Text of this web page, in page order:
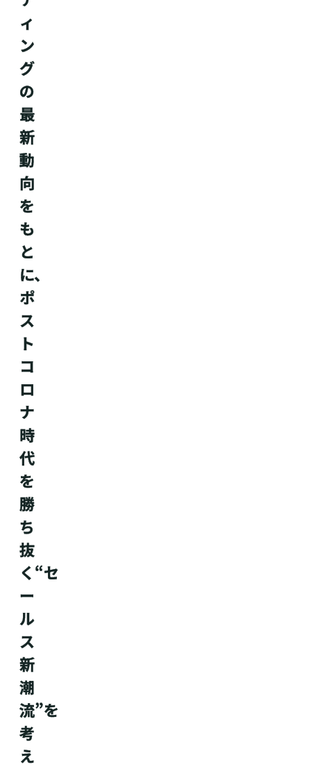
ィ
ン
グ
の
最
新
動
向
を
も
と
に、
ポ
ス
ト
コ
ロ
ナ
時
代
を
勝
ち
抜
く“セ
ー
ル
ス
新
潮
流”を
考
え